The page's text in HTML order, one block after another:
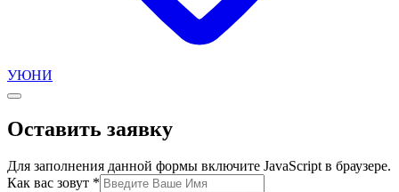
УЮНИ
Оставить заявку
Для заполнения данной формы включите JavaScript в браузере.
Как вас зовут *